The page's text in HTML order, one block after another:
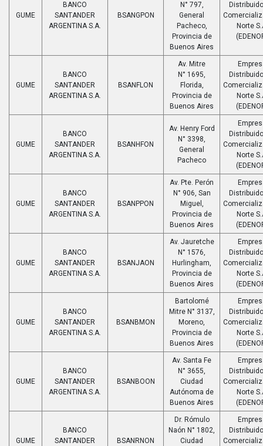
GUME
BANCO
SANTANDER
ARGENTINA S.A.
BSANGPON
N° 797,
General
Pacheco,
Provincia de
Buenos Aires
Norte
GUME
BANCO
SANTANDER
ARGENTINA S.A.
BSANFLON
Av. Mitre
N° 1695,
Florida,
Provincia de
Buenos Aires
Norte
GUME
BANCO
SANTANDER
ARGENTINA S.A.
BSANHFON
Av. Henry Ford
N° 3398,
General
Pacheco
Norte
GUME
BANCO
SANTANDER
ARGENTINA S.A.
BSANPPON
Av. Pte. Perón
N° 906, San
Miguel,
Provincia de
Buenos Aires
Norte
GUME
BANCO
SANTANDER
ARGENTINA S.A.
BSANJAON
Av. Jauretche
N° 1576,
Hurlingham,
Provincia de
Buenos Aires
Norte
GUME
BANCO
SANTANDER
ARGENTINA S.A.
BSANBMON
Bartolomé
Mitre N° 3137,
Moreno,
Provincia de
Buenos Aires
Norte
GUME
BANCO
SANTANDER
ARGENTINA S.A.
BSANBOON
Av. Santa Fe
N° 3655,
Ciudad
Autónoma de
Buenos Aires
Norte
GUME
BANCO
SANTANDER
BSANRNON
Dr. Rómulo
Naón N° 1802,
Ciudad